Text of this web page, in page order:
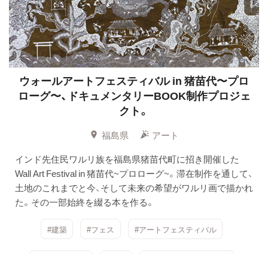
ウォールアートフェスティバル in 猪苗代〜プロ
ローグ〜、ドキュメンタリーBOOK制作プロジェ
クト。
福島県
アート
インド先住民ワルリ族を福島県猪苗代町に招き開催した
Wall Art Festival in 猪苗代~プロローグ~。滞在制作を通して、
土地のこれまでと今、そして未来の希望がワルリ画で描かれ
た。その一部始終を綴る本を作る。
#建築 #フェス #アートフェスティバル